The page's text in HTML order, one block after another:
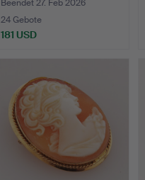
Beendet 27. Feb 2026
24 Gebote
181 USD